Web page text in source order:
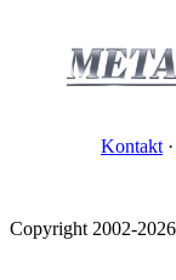
Kontakt ·
Copyright 2002-